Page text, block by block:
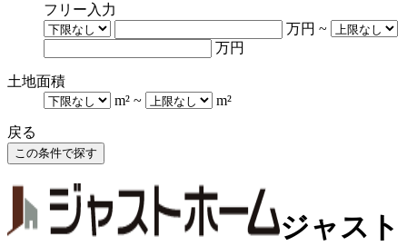
フリー入力
万円 ~
万円
土地面積
m² ~ m²
戻る
ジャスト